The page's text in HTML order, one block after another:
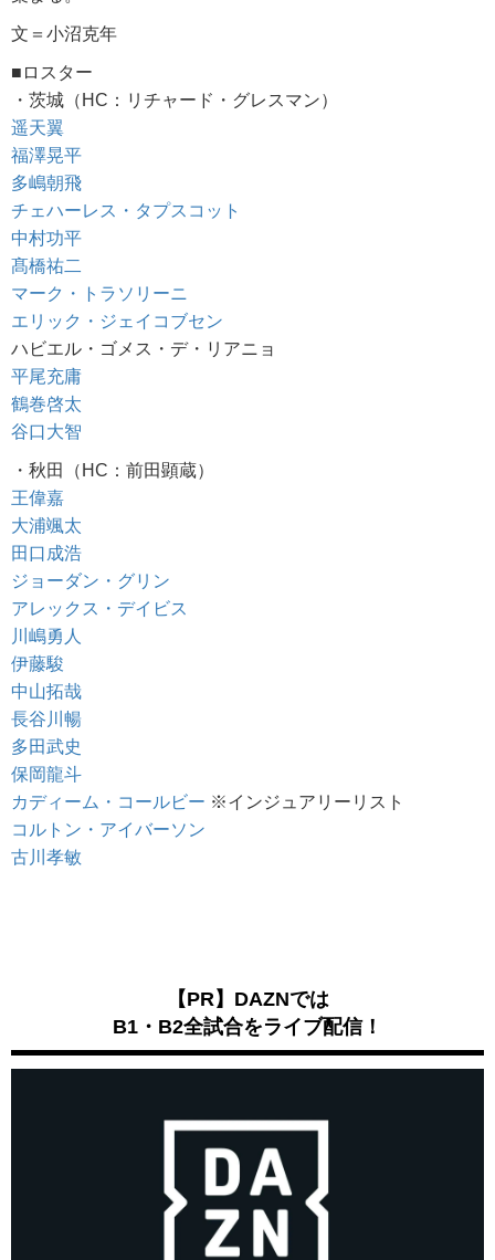
文＝小沼克年
■ロスター
・茨城（HC：リチャード・グレスマン）
遥天翼
福澤晃平
多嶋朝飛
チェハーレス・タプスコット
中村功平
髙橋祐二
マーク・トラソリーニ
エリック・ジェイコブセン
ハビエル・ゴメス・デ・リアニョ
平尾充庸
鶴巻啓太
谷口大智
・秋田（HC：前田顕蔵）
王偉嘉
大浦颯太
田口成浩
ジョーダン・グリン
アレックス・デイビス
川嶋勇人
伊藤駿
中山拓哉
長谷川暢
多田武史
保岡龍斗
カディーム・コールビー ※インジュアリーリスト
コルトン・アイバーソン
古川孝敏
【PR】DAZNでは
B1・B2全試合をライブ配信！